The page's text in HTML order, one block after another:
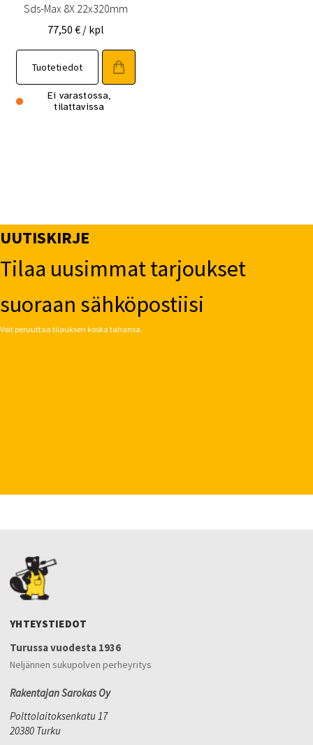
Sds-Max 8X 22x320mm
77,50 € / kpl
Tuotetiedot
Ei varastossa,
tilattavissa
UUTISKIRJE
Tilaa uusimmat tarjoukset
suoraan sähköpostiisi
Voit peruuttaa tilauksen koska tahansa.
YHTEYSTIEDOT
Turussa vuodesta 1936
Neljännen sukupolven perheyritys
Rakentajan Sarokas Oy
Polttolaitoksenkatu 17
20380 Turku